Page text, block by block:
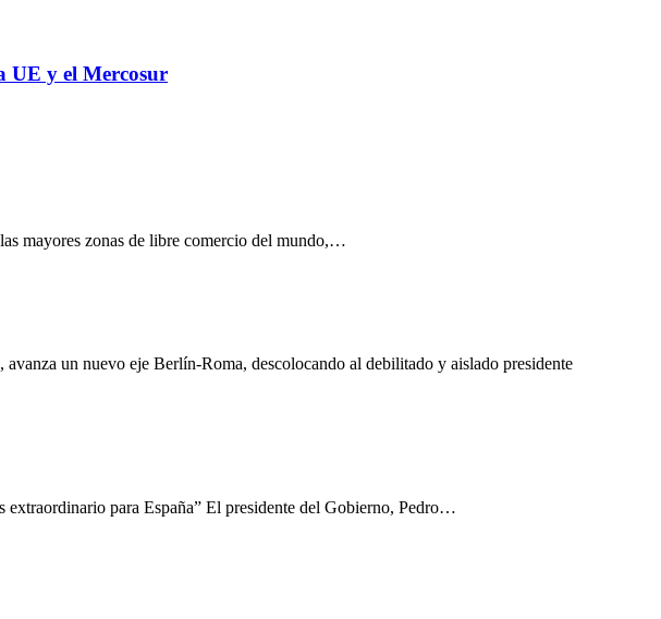
UE y el Mercosur
mayores zonas de libre comercio del mundo,…
un nuevo eje Berlín-Roma, descolocando al debilitado y aislado presidente
extraordinario para España” El presidente del Gobierno, Pedro…